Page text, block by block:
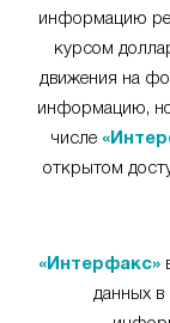
информацию
курсом
движения на
информацию, но
числе
открытом
«Интерфакс»
данных в